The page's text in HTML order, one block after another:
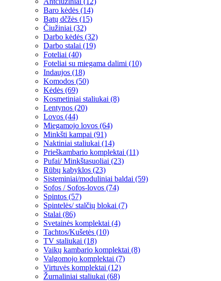
Baro kėdės (14)
Batų dčžės (15)
Čiužiniai (32)
Darbo kėdės (32)
Darbo stalai (19)
Foteliai (40)
Foteliai su miegama dalimi (10)
Indaujos (18)
Komodos (50)
Kėdės (69)
Kosmetiniai staliukai (8)
Lentynos (20)
Lovos (44)
Miegamojo lovos (64)
Minkšti kampai (91)
Naktiniai staliukai (14)
Prieškambario komplektai (11)
Pufai/ Minkštasuoliai (23)
Rūbų kabyklos (23)
Sisteminiai/moduliniai baldai (59)
Sofos / Sofos-lovos (74)
Spintos (57)
Spintelės/ stalčių blokai (7)
Stalai (86)
Svetainės komplektai (4)
Tachtos/Kušetės (10)
TV staliukai (18)
Vaikų kambario komplektai (8)
Valgomojo komplektai (7)
Virtuvės komplektai (12)
Žurnaliniai staliukai (68)